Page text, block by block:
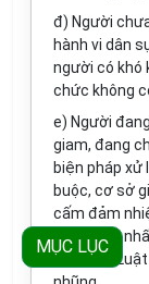
đ) Người
hành vi dân
người có khó
chức không
e) Người
giam, đang
biện pháp xử
buộc, cơ sở
cấm đảm
công việc
định của
MỤC LỤC